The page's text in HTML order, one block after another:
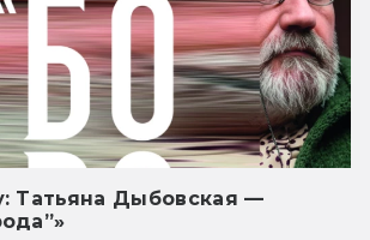
Татьяна Дыбовская —